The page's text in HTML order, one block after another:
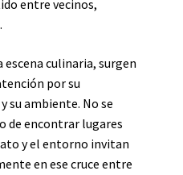
entre vecinos,
culinaria, surgen
por su
su ambiente. No se
de encontrar lugares
y el entorno invitan
en ese cruce entre